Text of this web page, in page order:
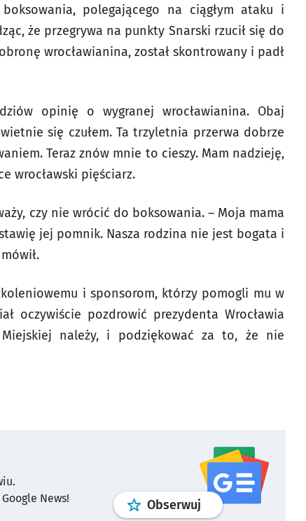
polegającego na ciągłym ataku i
że przegrywa na punkty Snarski rzucił się do
wrocławianina, został skontrowany i padł
opinię o wygranej wrocławianina. Obaj
się czułem. Ta trzyletnia przerwa dobrze
Teraz znów mnie to cieszy. Mam nadzieję,
wrocławski pięściarz.
czy nie wrócić do boksowania. – Moja mama
jej pomnik. Nasza rodzina nie jest bogata i
i sponsorom, którzy pomogli mu w
oczywiście pozdrowić prezydenta Wrocławia
należy, i podziękować za to, że nie
News!
Obserwuj profilgoogle news